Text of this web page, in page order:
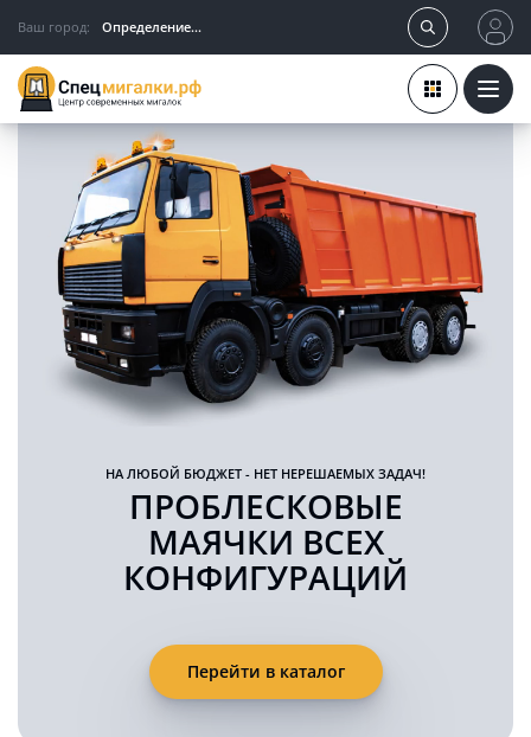
Ваш город: Определение...
НА ЛЮБОЙ БЮДЖЕТ - НЕТ НЕРЕШАЕМЫХ ЗАДАЧ!
ПРОБЛЕСКОВЫЕ
МАЯЧКИ ВСЕХ
КОНФИГУРАЦИЙ
Перейти в каталог